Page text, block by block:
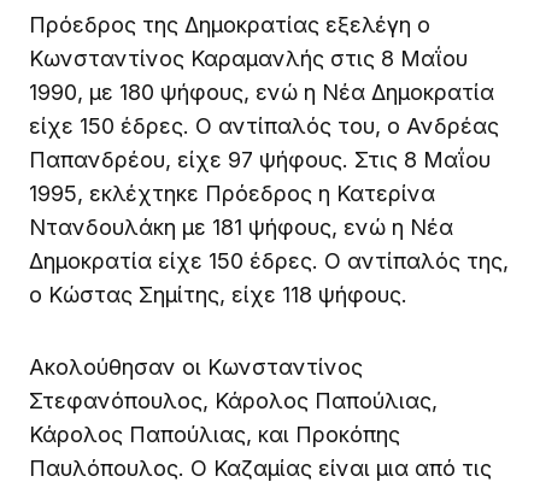
Πρόεδρος της Δημοκρατίας εξελέγη ο
Κωνσταντίνος Καραμανλής στις 8 Μαΐου
1990, με 180 ψήφους, ενώ η Νέα Δημοκρατία
είχε 150 έδρες. Ο αντίπαλός του, ο Ανδρέας
Παπανδρέου, είχε 97 ψήφους. Στις 8 Μαΐου
1995, εκλέχτηκε Πρόεδρος η Κατερίνα
Ντανδουλάκη με 181 ψήφους, ενώ η Νέα
Δημοκρατία είχε 150 έδρες. Ο αντίπαλός της,
ο Κώστας Σημίτης, είχε 118 ψήφους.
Ακολούθησαν οι Κωνσταντίνος
Στεφανόπουλος, Κάρολος Παπούλιας,
Κάρολος Παπούλιας, και Προκόπης
Παυλόπουλος. Ο Καζαμίας είναι μια από τις